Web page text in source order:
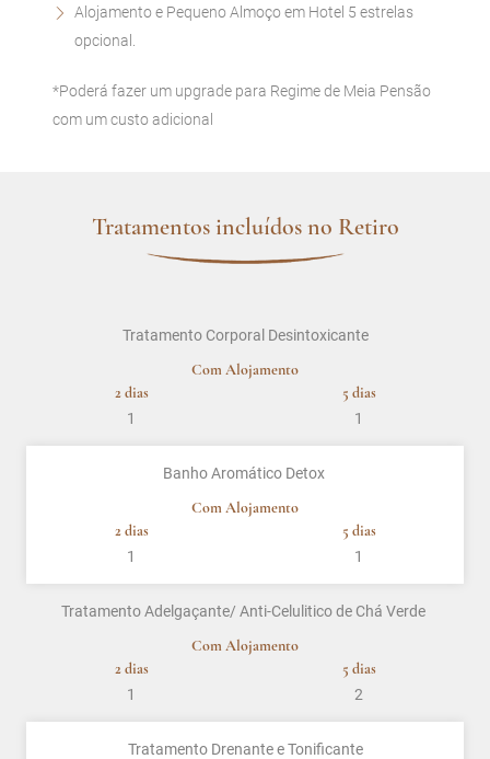
Alojamento e Pequeno Almoço em Hotel 5 estrelas
opcional.
*Poderá fazer um upgrade para Regime de Meia Pensão
com um custo adicional
Tratamentos incluídos no Retiro
Tratamento Corporal Desintoxicante
Com Alojamento
2 dias
5 dias
1 1
Banho Aromático Detox
Com Alojamento
2 dias
5 dias
1 1
Tratamento Adelgaçante/ Anti-Celulitico de Chá Verde
Com Alojamento
2 dias
5 dias
1 2
Tratamento Drenante e Tonificante